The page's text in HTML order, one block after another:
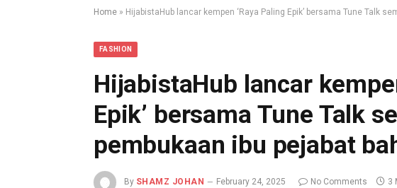
Home » HijabistaHub lancar kempen ‘Raya Paling Epik’ bersama Tune Talk
FASHION
HijabistaHub lancar
Epik’ bersama Tune Talk
pembukaan ibu pejabat
By SHAMZ JOHAN February 24, 2025 No Comments 3